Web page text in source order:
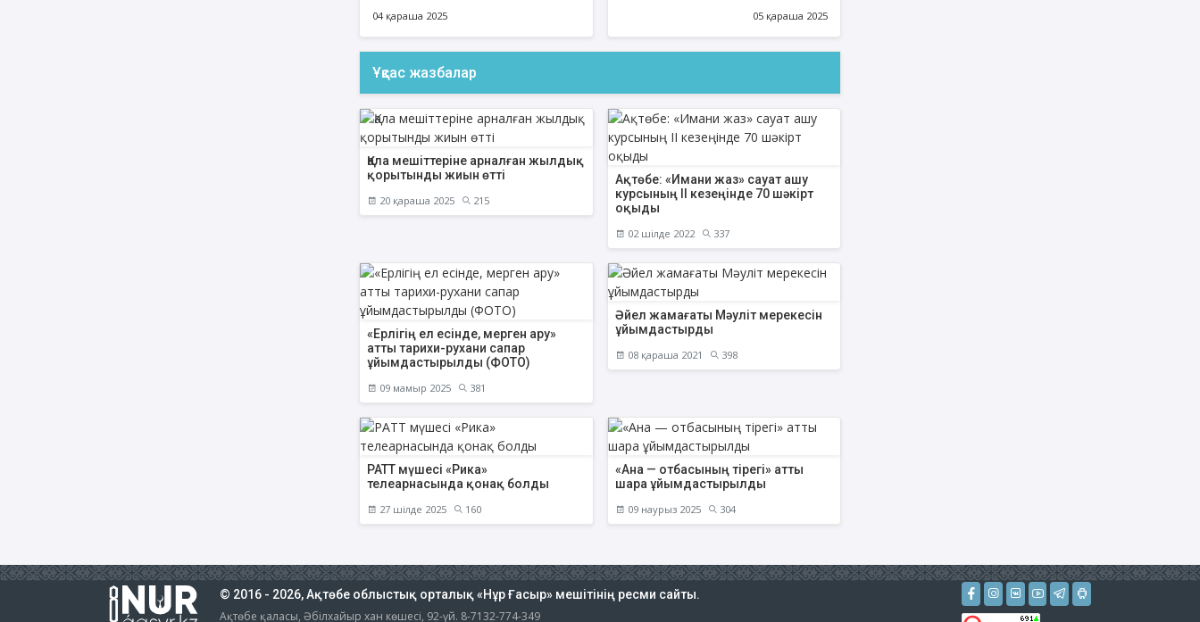
04 қараша 2025 05 қараша 2025
Ұқсас жазбалар
Қала мешіттеріне арналған жылдық
қорытынды жиын өтті
20 қараша 2025 215
Ақтөбе: «Имани жаз» сауат ашу
курсының ІІ кезеңінде 70 шәкірт
оқыды
02 шілде 2022 337
«Ерлігің ел есінде, мерген ару»
атты тарихи-рухани сапар
ұйымдастырылды (ФОТО)
09 мамыр 2025 381
Әйел жамағаты Мәуліт мерекесін
ұйымдастырды
08 қараша 2021 398
РАТТ мүшесі «Рика»
телеарнасында қонақ болды
27 шілде 2025 160
«Ана — отбасының тірегі» атты
шара ұйымдастырылды
09 наурыз 2025 304
© 2016 - 2026, Ақтөбе облыстық орталық «Нұр Ғасыр» мешітінің ресми сайты.
Ақтөбе қаласы, Әбілхайыр хан көшесі, 92-үй. 8-7132-774-349